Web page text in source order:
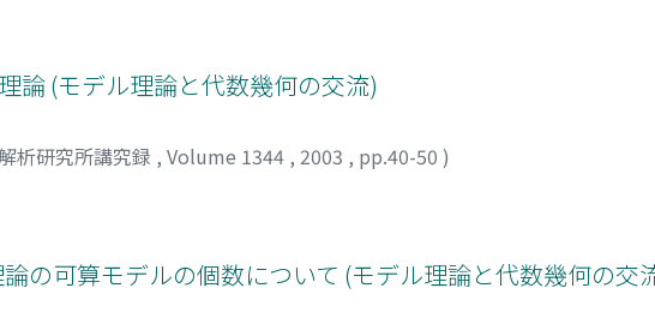
論 (モデル理論と代数幾何の交流)
析研究所講究録 , Volume 1344 , 2003 , pp.40-50 )
の可算モデルの個数について (モデル理論と代数幾何の交